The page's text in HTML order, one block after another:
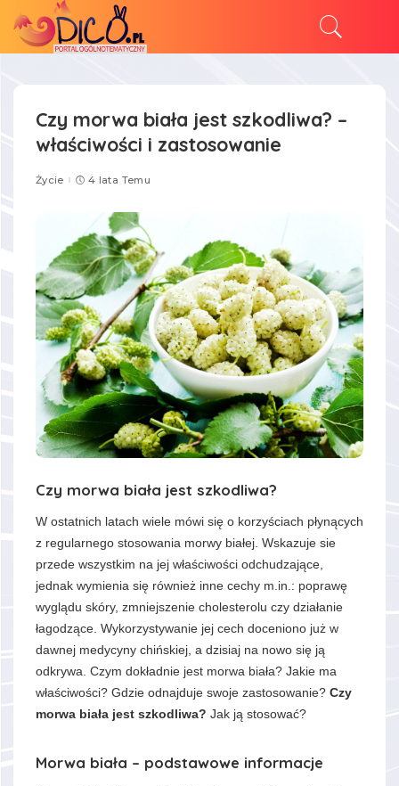
Czy morwa biała jest szkodliwa? –
właściwości i zastosowanie
Życie 4 lata Temu
Czy morwa biała jest szkodliwa?
W ostatnich latach wiele mówi się o korzyściach płynących
z regularnego stosowania morwy białej. Wskazuje sie
przede wszystkim na jej właściwości odchudzające,
jednak wymienia się również inne cechy m.in.: poprawę
wyglądu skóry, zmniejszenie cholesterolu czy działanie
łagodzące. Wykorzystywanie jej cech doceniono już w
dawnej medycyny chińskiej, a dzisiaj na nowo się ją
odkrywa. Czym dokładnie jest morwa biała? Jakie ma
właściwości? Gdzie odnajduje swoje zastosowanie? Czy
morwa biała jest szkodliwa? Jak ją stosować?
Morwa biała – podstawowe informacje